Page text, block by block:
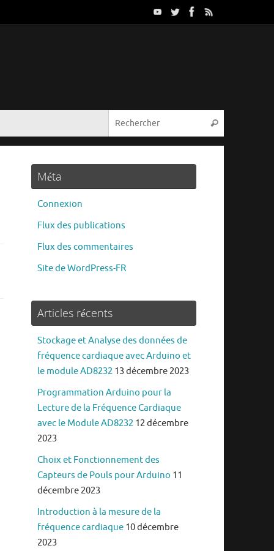
Méta
Connexion
Flux des publications
Flux des commentaires
Site de WordPress-FR
Articles récents
Stockage et Analyse des données de
fréquence cardiaque avec Arduino et
le module AD8232 13 décembre 2023
Programmation Arduino pour la
Lecture de la Fréquence Cardiaque
avec le Module AD8232 12 décembre
2023
Choix et Fonctionnement des
Capteurs de Pouls pour Arduino 11
décembre 2023
Introduction à la mesure de la
fréquence cardiaque 10 décembre
2023